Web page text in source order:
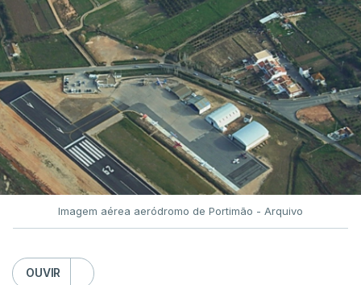
Imagem aérea aeródromo de Portimão - Arquivo
OUVIR